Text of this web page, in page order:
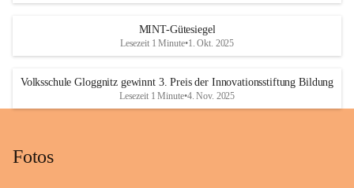
MINT-Gütesiegel
Lesezeit 1 Minute•1. Okt. 2025
Volksschule Gloggnitz gewinnt 3. Preis der Innovationsstiftung Bildung
Lesezeit 1 Minute•4. Nov. 2025
Fotos